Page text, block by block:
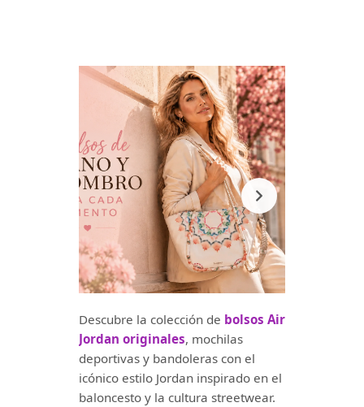
Descubre la colección de bolsos Air
Jordan originales, mochilas
deportivas y bandoleras con el
icónico estilo Jordan inspirado en el
baloncesto y la cultura streetwear.